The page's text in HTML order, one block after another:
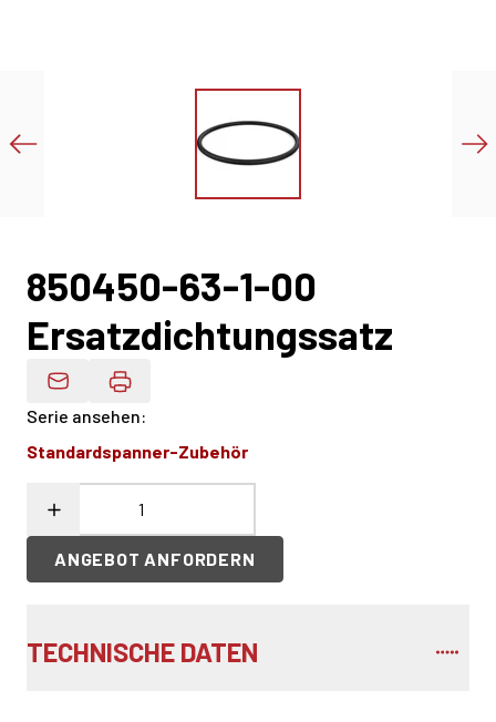
850450-63-1-00
Ersatzdichtungssatz
Produktdaten Per E-Mail
Serie ansehen:
Standardspanner-Zubehör
ANGEBOT ANFORDERN
TECHNISCHE DATEN